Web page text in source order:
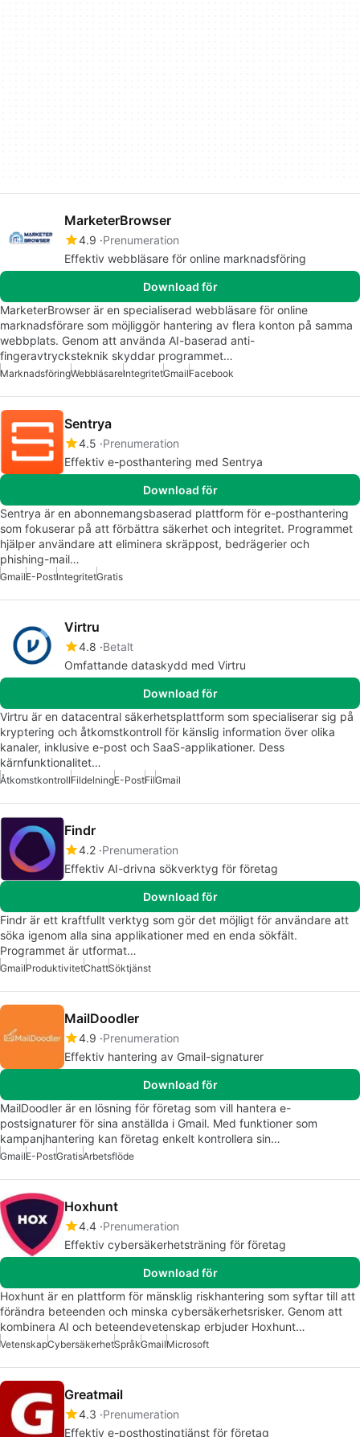
MarketerBrowser
4.9 Prenumeration
Effektiv webbläsare för online marknadsföring
Download för
MarketerBrowser är en specialiserad webbläsare för online
marknadsförare som möjliggör hantering av flera konton på samma
webbplats. Genom att använda AI-baserad anti-
fingeravtrycksteknik skyddar programmet…
MarknadsföringWebbläsareIntegritetGmailFacebook
Sentrya
4.5 Prenumeration
Effektiv e-posthantering med Sentrya
Download för
Sentrya är en abonnemangsbaserad plattform för e-posthantering
som fokuserar på att förbättra säkerhet och integritet. Programmet
hjälper användare att eliminera skräppost, bedrägerier och
phishing-mail…
GmailE-PostIntegritetGratis
Virtru
4.8 Betalt
Omfattande dataskydd med Virtru
Download för
Virtru är en datacentral säkerhetsplattform som specialiserar sig på
kryptering och åtkomstkontroll för känslig information över olika
kanaler, inklusive e-post och SaaS-applikationer. Dess
kärnfunktionalitet…
ÅtkomstkontrollFildelningE-PostFilGmail
Findr
4.2 Prenumeration
Effektiv AI-drivna sökverktyg för företag
Download för
Findr är ett kraftfullt verktyg som gör det möjligt för användare att
söka igenom alla sina applikationer med en enda sökfält.
Programmet är utformat…
GmailProduktivitetChattSöktjänst
MailDoodler
4.9 Prenumeration
Effektiv hantering av Gmail-signaturer
Download för
MailDoodler är en lösning för företag som vill hantera e-
postsignaturer för sina anställda i Gmail. Med funktioner som
kampanjhantering kan företag enkelt kontrollera sin…
GmailE-PostGratisArbetsflöde
Hoxhunt
4.4 Prenumeration
Effektiv cybersäkerhetsträning för företag
Download för
Hoxhunt är en plattform för mänsklig riskhantering som syftar till att
förändra beteenden och minska cybersäkerhetsrisker. Genom att
kombinera AI och beteendevetenskap erbjuder Hoxhunt…
VetenskapCybersäkerhetSpråkGmailMicrosoft
Greatmail
4.3 Prenumeration
Effektiv e-posthostingtjänst för företag